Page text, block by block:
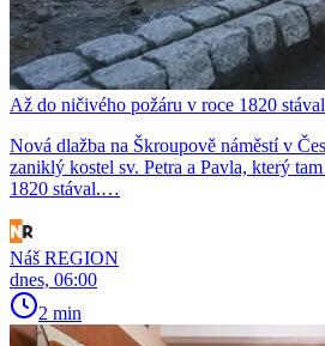
Až do ničivého požáru v roce 1820
Nová dlažba na Škroupově náměstí v
zaniklý kostel sv. Petra a Pavla, který
1820 stával.…
Náš REGION
dnes, 06:00
2 min